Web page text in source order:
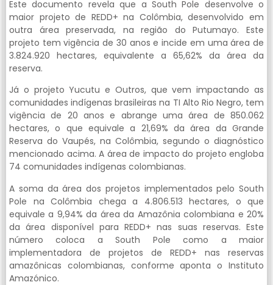
Este documento revela que a South Pole desenvolve o
maior projeto de REDD+ na Colômbia, desenvolvido em
outra área preservada, na região do Putumayo. Este
projeto tem vigência de 30 anos e incide em uma área de
3.824.920 hectares, equivalente a 65,62% da área da
reserva.
Já o projeto Yucutu e Outros, que vem impactando as
comunidades indígenas brasileiras na TI Alto Rio Negro, tem
vigência de 20 anos e abrange uma área de 850.062
hectares, o que equivale a 21,69% da área da Grande
Reserva do Vaupés, na Colômbia, segundo o diagnóstico
mencionado acima. A área de impacto do projeto engloba
74 comunidades indígenas colombianas.
A soma da área dos projetos implementados pelo South
Pole na Colômbia chega a 4.806.513 hectares, o que
equivale a 9,94% da área da Amazônia colombiana e 20%
da área disponível para REDD+ nas suas reservas. Este
número coloca a South Pole como a maior
implementadora de projetos de REDD+ nas reservas
amazônicas colombianas, conforme aponta o Instituto
Amazónico.